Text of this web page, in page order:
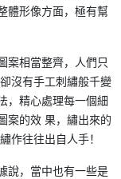
體形像方面，極有幫
案相當整齊，人們只
沒有手工刺繡般千變
，精心處理每一個細
案的效 果，繡出來的
作往往出自人手！
說，當中也有一些是